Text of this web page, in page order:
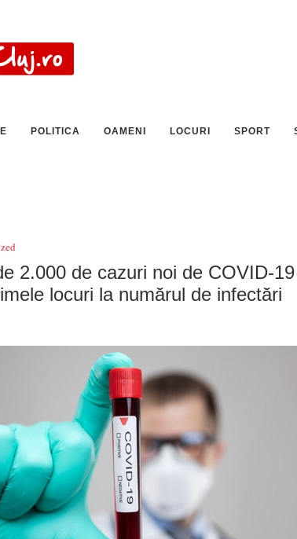
POLITICA OAMENI LOCURI SPORT
2.000 de cazuri noi de COVID-
locuri la numărul de infectări